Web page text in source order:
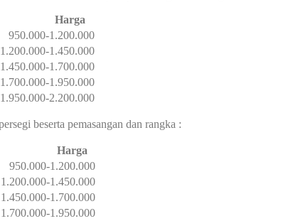
Harga
1.200.000
1.450.000
1.700.000
1.950.000
2.200.000
beserta pemasangan dan rangka :
Harga
1.200.000
1.450.000
1.700.000
1.950.000